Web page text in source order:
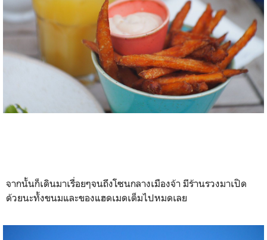
จากนั้นก็เดินมาเรื่อยๆจนถึงโซนกลางเมืองจ้า มีร้านรวงมาเปิด
ด้วยนะทั้งขนมและของแฮดเมดเต็มไปหมดเลย